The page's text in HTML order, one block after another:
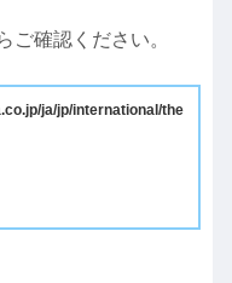
ご確認ください。
ja/jp/international/the